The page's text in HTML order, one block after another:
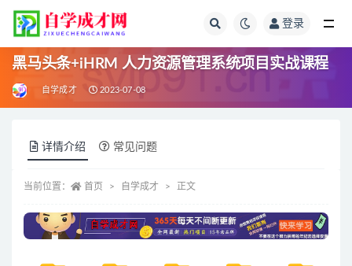
登录
黑马头条+iHRM 人力资源管理系统项目实战课程
自学成才 2023-07-08
详情介绍 常见问题
当前位置： 首页 自学成才 正文